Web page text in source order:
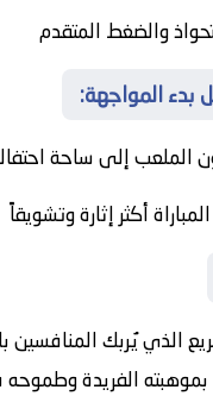
والضغط المتقدم
بدء المواجهة:
الملعب إلى ساحة
أكثر إثارة وتشويقاً
الذي يُربك المنافسين
الفريدة وطموحه